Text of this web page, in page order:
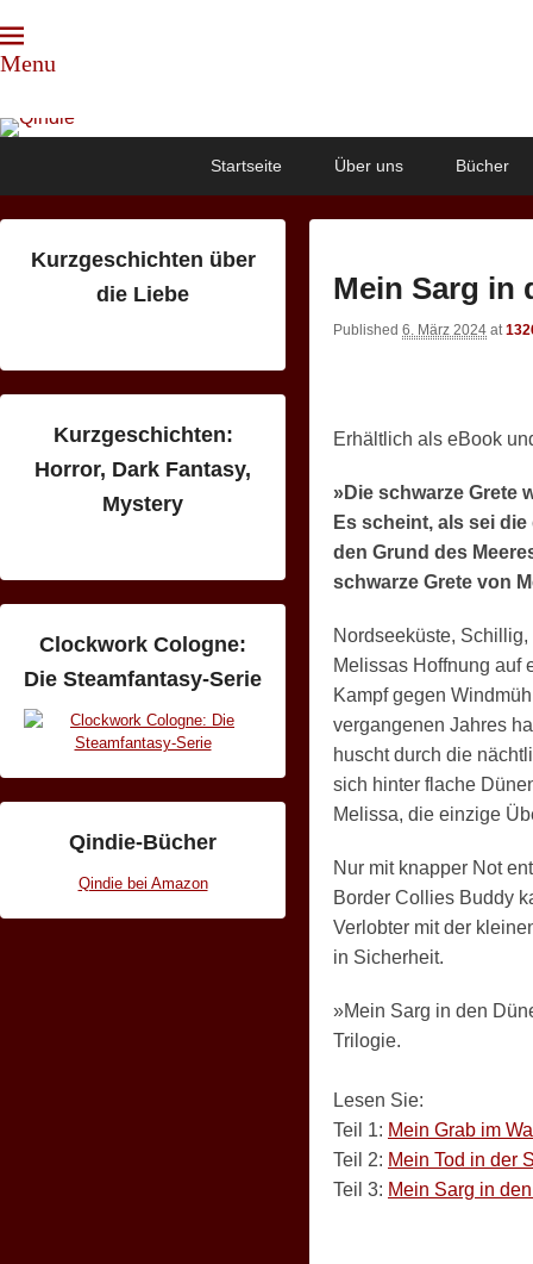
Menu
Qindie
Das Autorenkorrektiv
Startseite Über uns Bücher
Mein Sarg in
Published 6. März 2024 at
Erhältlich als eBook
»Die schwarze Grete
Es scheint, als sei
den Grund des
schwarze Grete von
Nordseeküste,
Melissas Hoffnung auf
Kampf gegen
vergangenen Jahres
huscht durch die
sich hinter flache
Melissa, die einzige
Nur mit knapper Not
Border Collies Buddy
Verlobter mit der
in Sicherheit.
»Mein Sarg in den
Trilogie.
Lesen Sie:
Teil 1: Mein Grab im
Teil 2: Mein Tod in der
Teil 3: Mein Sarg in
Kurzgeschichten über
die Liebe
Kurzgeschichten:
Horror, Dark Fantasy,
Mystery
Clockwork Cologne:
Die Steamfantasy-Serie
Qindie-Bücher
Qindie bei Amazon